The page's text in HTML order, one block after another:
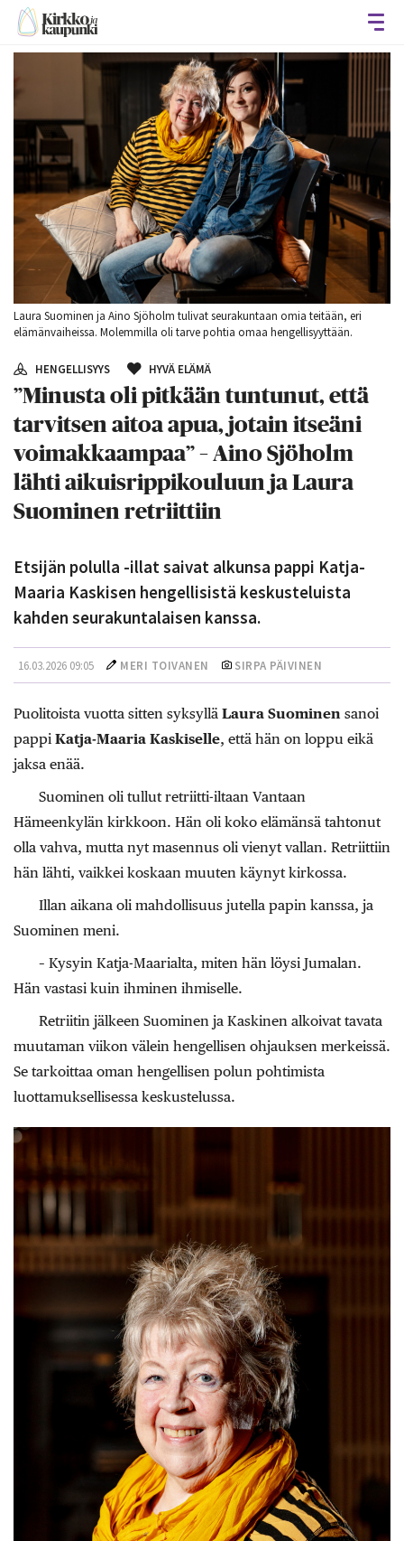
Laura Suominen ja Aino Sjöholm tulivat seurakuntaan omia teitään, eri
elämänvaiheissa. Molemmilla oli tarve pohtia omaa hengellisyyttään.
HENGELLISYYS HYVÄ ELÄMÄ
”Minusta oli pitkään tuntunut, että
tarvitsen aitoa apua, jotain itseäni
voimakkaampaa” – Aino Sjöholm
lähti aikuisrippikouluun ja Laura
Suominen retriittiin
Etsijän polulla -illat saivat alkunsa pappi Katja-
Maaria Kaskisen hengellisistä keskusteluista
kahden seurakuntalaisen kanssa.
16.03.2026 09:05 MERI TOIVANEN SIRPA PÄIVINEN
Puolitoista vuotta sitten syksyllä Laura Suominen sanoi
pappi Katja-Maaria Kaskiselle, että hän on loppu eikä
jaksa enää.
Suominen oli tullut retriitti-iltaan Vantaan
Hämeenkylän kirkkoon. Hän oli koko elämänsä tahtonut
olla vahva, mutta nyt masennus oli vienyt vallan. Retriittiin
hän lähti, vaikkei koskaan muuten käynyt kirkossa.
Illan aikana oli mahdollisuus jutella papin kanssa, ja
Suominen meni.
– Kysyin Katja-Maarialta, miten hän löysi Jumalan.
Hän vastasi kuin ihminen ihmiselle.
Retriitin jälkeen Suominen ja Kaskinen alkoivat tavata
muutaman viikon välein hengellisen ohjauksen merkeissä.
Se tarkoittaa oman hengellisen polun pohtimista
luottamuksellisessa keskustelussa.